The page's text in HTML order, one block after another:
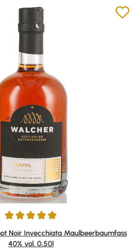
von 5 von 5 Sternen
Noir Invecchiata Maulbeerbaumfass
40% vol. 0,50l